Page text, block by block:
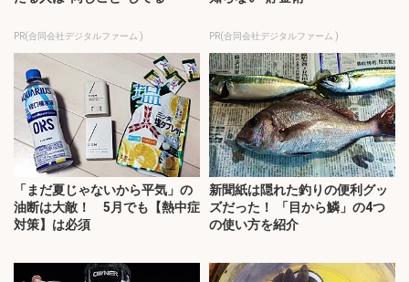
PR(合同会社デジタルファーム ) PR(合同会社デジタルファーム )
「まだ夏じゃないから平気」の
油断は大敵！ 5月でも【熱中症
対策】は必須
新聞紙は隠れた釣りの便利グッ
ズだった！ 「目から鱗」の4つ
の使い方を紹介